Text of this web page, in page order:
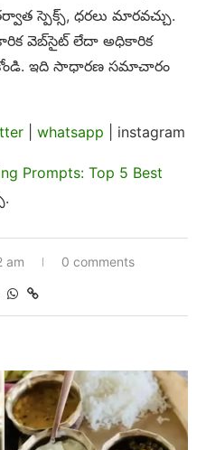
స్పెక్స్, ధరలు మారవచ్చు.
వెబ్‌సైట్ లేదా అధికారిక
ఇది సాధారణ సమాచారం
whatsapp | instagram
Prompts: Top 5 Best
am 0 comments